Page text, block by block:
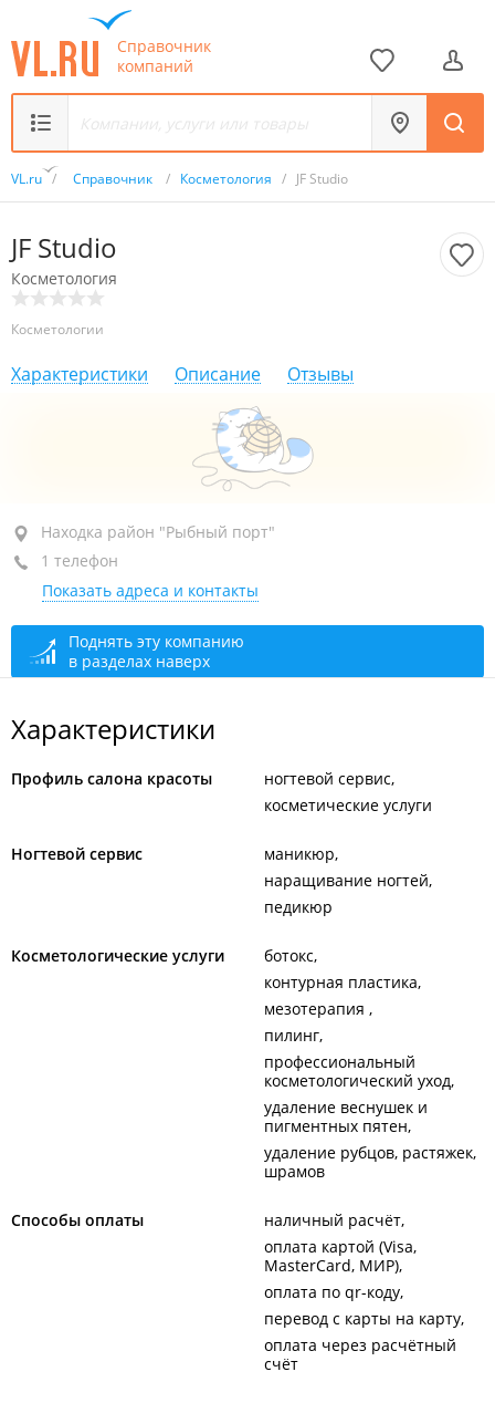
Справочник
компаний
VL.ru / Справочник / Косметология / JF Studio
JF Studio
Косметология
Косметологии
Характеристики Описание Отзывы
Находка, район "Рыбный порт", пр-т Находкинский,
70А
1-й этаж
+7 914 718-81-99
По предварительной записи
Находка район "Рыбный порт"
1 телефон
Показать адреса и контакты
Поднять эту компанию
в разделах наверх
Характеристики
Профиль салона красоты
ногтевой сервис
косметические услуги
Ногтевой сервис
маникюр
наращивание ногтей
педикюр
Косметологические услуги
ботокс
контурная пластика
мезотерапия
пилинг
профессиональный
косметологический уход
удаление веснушек и
пигментных пятен
удаление рубцов, растяжек,
шрамов
Способы оплаты
наличный расчёт
оплата картой (Visa,
MasterCard, МИР)
оплата по qr-коду
перевод с карты на карту
оплата через расчётный
счёт